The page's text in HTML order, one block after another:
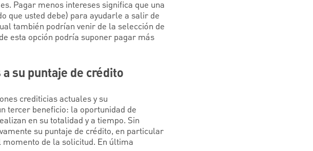
Pagar menos intereses significa que una
que usted debe) para ayudarle a salir de
también podrían venir de la selección de
esta opción podría suponer pagar más
su puntaje de crédito
crediticias actuales y su
tercer beneficio: la oportunidad de
en su totalidad y a tiempo. Sin
su puntaje de crédito, en particular
de la solicitud. En última